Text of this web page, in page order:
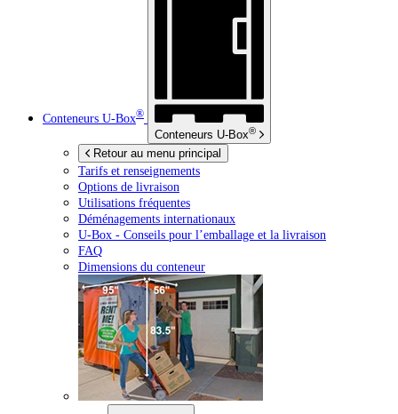
Conteneurs U-Box®
Conteneurs U-Box®
Retour au menu principal
Tarifs et renseignements
Options de livraison
Utilisations fréquentes
Déménagements internationaux
U-Box - Conseils pour l’emballage et la livraison
FAQ
Dimensions du conteneur